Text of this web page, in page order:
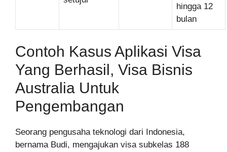
hingga 12
bulan
Contoh Kasus Aplikasi Visa
Yang Berhasil, Visa Bisnis
Australia Untuk
Pengembangan
Seorang pengusaha teknologi dari Indonesia,
bernama Budi, mengajukan visa subkelas 188